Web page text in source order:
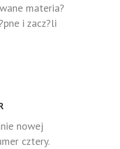
materia?
i zacz?li
nowej
cztery.